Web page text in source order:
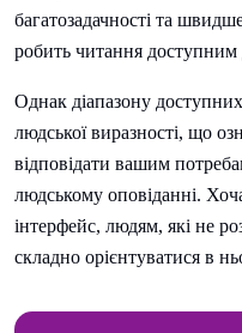
багатозадачності та
робить читання
Однак діапазону
людської виразності, що
відповідати вашим
людському оповіданні.
інтерфейс, людям, які не
складно орієнтуватися в